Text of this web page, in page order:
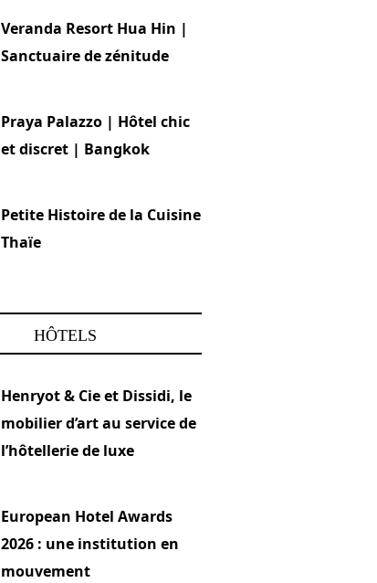
Veranda Resort Hua Hin |
Sanctuaire de zénitude
Praya Palazzo | Hôtel chic
et discret | Bangkok
Petite Histoire de la Cuisine
Thaïe
HÔTELS
Henryot & Cie et Dissidi, le
mobilier d’art au service de
l’hôtellerie de luxe
European Hotel Awards
2026 : une institution en
mouvement